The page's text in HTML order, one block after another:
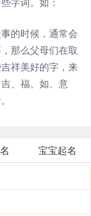
的时候，通常会
那么父母们在取
祥美好的字，来
、福、如、意
宝宝起名